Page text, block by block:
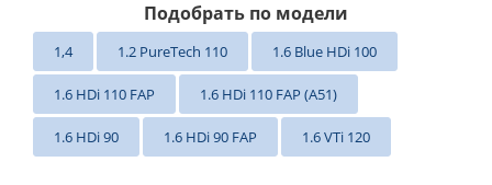
Подобрать по модели
1,4 1.2 PureTech 110 1.6 Blue HDi 100
1.6 HDi 110 FAP 1.6 HDi 110 FAP (A51)
1.6 HDi 90 1.6 HDi 90 FAP 1.6 VTi 120